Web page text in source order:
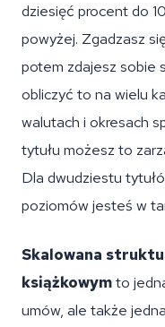
dziesięć procent do
powyżej. Zgadzasz
potem zdajesz sobie
obliczyć to na wielu
walutach i okresach
tytułu możesz to
Dla dwudziestu
poziomów jesteś w
Skalowana
książkowymto
umów, ale także